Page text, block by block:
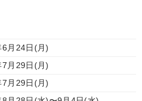
6月24日(月)
7月29日(月)
7月29日(月)